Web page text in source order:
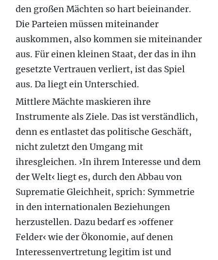
den großen Mächten so hart beieinander.
Die Parteien müssen miteinander
auskommen, also kommen sie miteinander
aus. Für einen kleinen Staat, der das in ihn
gesetzte Vertrauen verliert, ist das Spiel
aus. Da liegt ein Unterschied.
Mittlere Mächte maskieren ihre
Instrumente als Ziele. Das ist verständlich,
denn es entlastet das politische Geschäft,
nicht zuletzt den Umgang mit
ihresgleichen. ›In ihrem Interesse und dem
der Welt‹ liegt es, durch den Abbau von
Suprematie Gleichheit, sprich: Symmetrie
in den internationalen Beziehungen
herzustellen. Dazu bedarf es ›offener
Felder‹ wie der Ökonomie, auf denen
Interessenvertretung legitim ist und